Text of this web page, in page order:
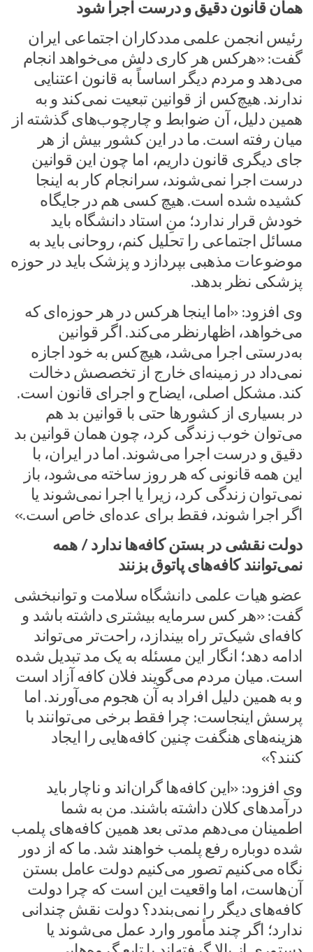
همان قانون دقیق و درست اجرا شود
رئیس انجمن علمی مددکاران اجتماعی ایران
گفت: «هرکس هر کاری دلش می‌خواهد انجام
می‌دهد و مردم دیگر اساساً به قانون اعتنایی
ندارند. هیچ‌کس از قوانین تبعیت نمی‌کند و به
همین دلیل، آن ضوابط و چارچوب‌های گذشته از
میان رفته است. ما در این کشور بیش از هر
جای دیگری قانون داریم، اما چون این قوانین
درست اجرا نمی‌شوند، سرانجام کار به اینجا
کشیده شده است. هیچ کسی هم در جایگاه
خودش قرار ندارد؛ منِ استاد دانشگاه باید
مسائل اجتماعی را تحلیل کنم، روحانی باید به
موضوعات مذهبی بپردازد و پزشک باید در حوزه
پزشکی نظر بدهد.
وی افزود: «اما اینجا هرکس در هر حوزه‌ای که
می‌خواهد، اظهارنظر می‌کند. اگر قوانین
به‌درستی اجرا می‌شد، هیچ‌کس به خود اجازه
نمی‌داد در زمینه‌ای خارج از تخصصش دخالت
کند. مشکل اصلی، ایضاح و اجرای قانون است.
در بسیاری از کشورها حتی با قوانین بد هم
می‌توان خوب زندگی کرد، چون همان قوانین بد
دقیق و درست اجرا می‌شوند. اما در ایران، با
این همه قانونی که هر روز ساخته می‌شود، باز
نمی‌توان زندگی کرد، زیرا یا اجرا نمی‌شوند یا
اگر اجرا شوند، فقط برای عده‌ای خاص است.»
دولت نقشی در بستن کافه‌ها ندارد / همه
نمی‌توانند کافه‌های پاتوق بزنند
عضو هیات علمی دانشگاه سلامت و توانبخشی
گفت: «هر کس سرمایه بیشتری داشته باشد و
کافه‌ای شیک‌تر راه بیندازد، راحت‌تر می‌تواند
ادامه دهد؛ انگار این مسئله به یک مد تبدیل شده
است. میان مردم می‌گویند فلان کافه آزاد است
و به همین دلیل افراد به آن هجوم می‌آورند. اما
پرسش اینجاست: چرا فقط برخی می‌توانند با
هزینه‌های هنگفت چنین کافه‌هایی را ایجاد
کنند؟»
وی افزود: «این کافه‌ها گران‌اند و ناچار باید
درآمدهای کلان داشته باشند. من به شما
اطمینان می‌دهم مدتی بعد همین کافه‌های پلمب
شده دوباره رفع پلمب خواهند شد. ما که از دور
نگاه می‌کنیم تصور می‌کنیم دولت عامل بستن
آن‌هاست، اما واقعیت این است که چرا دولت
کافه‌های دیگر را نمی‌بندد؟ دولت نقش چندانی
ندارد؛ اگر چند مأمور وارد عمل می‌شوند یا